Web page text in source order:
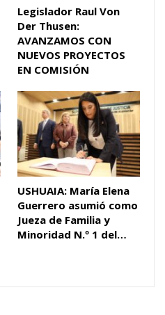
Legislador Raul Von
Der Thusen:
AVANZAMOS CON
NUEVOS PROYECTOS
EN COMISIÓN
USHUAIA: María Elena
Guerrero asumió como
Jueza de Familia y
Minoridad N.º 1 del…